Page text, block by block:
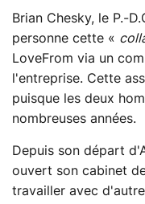
Brian Chesky, le P.-
personne cette «
LoveFrom via un
l'entreprise. Cette
puisque les deux
nombreuses années.
Depuis son départ
ouvert son cabinet
travailler avec